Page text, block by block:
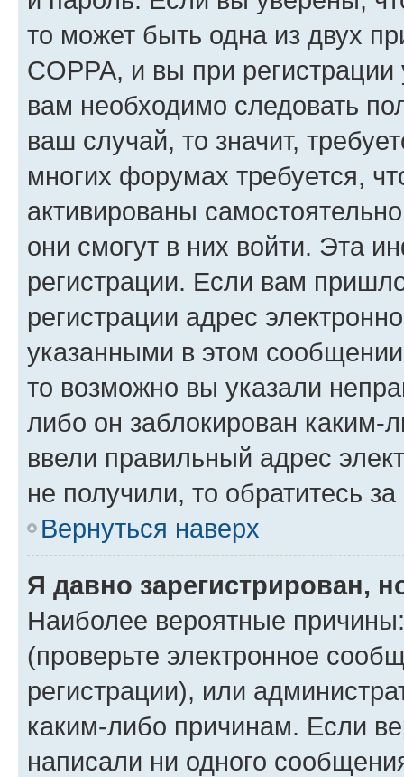
то может быть одна из двух
COPPA, и вы при
вам необходимо следовать
ваш случай, то значит,
многих форумах требуется,
активированы
они смогут в них войти. Эта
регистрации. Если вам
регистрации адрес
указанными в этом
то возможно вы указали
либо он заблокирован
ввели правильный адрес
не получили, то обратитесь
Вернуться наверх
Я давно зарегистрирован,
Наиболее вероятные
(проверьте электронное
регистрации), или
каким-либо причинам. Если
написали ни одного